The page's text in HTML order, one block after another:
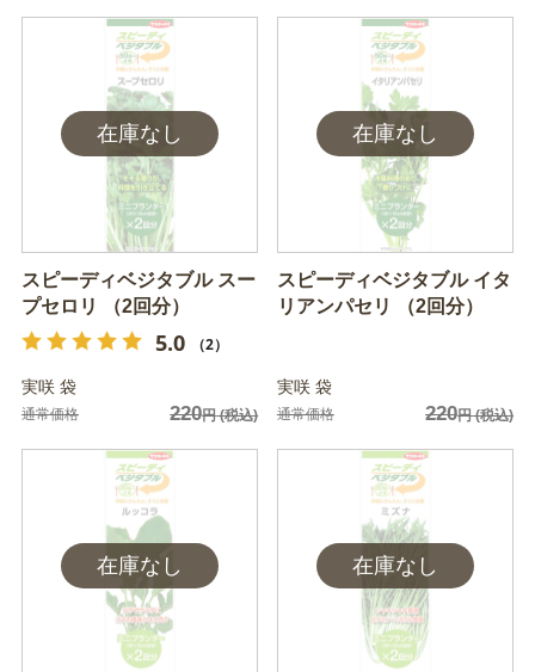
スピーディベジタブル スー
プセロリ （2回分）
5.0 （2）
実咲 袋
通常価格 220円(税込)
スピーディベジタブル イタ
リアンパセリ （2回分）
実咲 袋
通常価格 220円(税込)